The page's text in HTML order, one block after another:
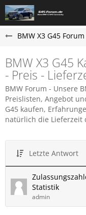
BMW X3 G45
- Preis -
BMW Forum - Unsere
Preislisten, Angebot
G45 kaufen,
natürlich die Lieferzeit
Letzte Antwort
Statistik
admin